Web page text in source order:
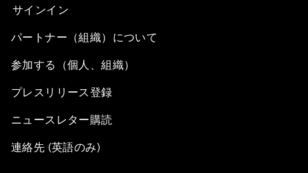
サインイン
パートナー（組織）について
参加する（個人、組織）
プレスリリース登録
ニュースレター購読
連絡先 (英語のみ)